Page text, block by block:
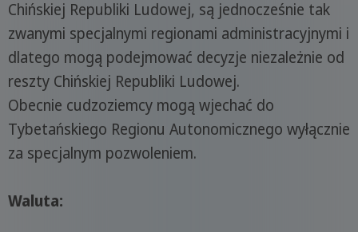
Chińskiej Republiki Ludowej, są jednocześnie tak
zwanymi specjalnymi regionami administracyjnymi i
dlatego mogą podejmować decyzje niezależnie od
reszty Chińskiej Republiki Ludowej.
Obecnie cudzoziemcy mogą wjechać do
Tybetańskiego Regionu Autonomicznego wyłącznie
za specjalnym pozwoleniem.
Waluta: